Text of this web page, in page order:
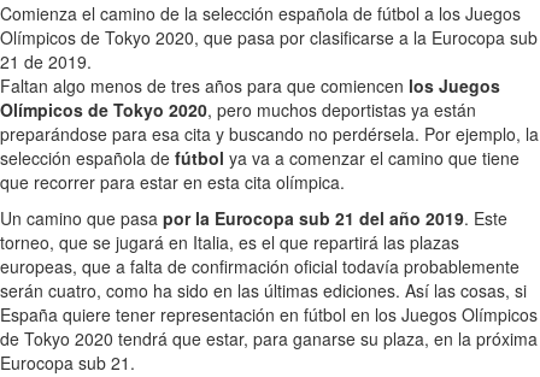
Comienza el camino de la selección española de fútbol a los Juegos
Olímpicos de Tokyo 2020, que pasa por clasificarse a la Eurocopa sub
21 de 2019.
Faltan algo menos de tres años para que comiencen los Juegos
Olímpicos de Tokyo 2020, pero muchos deportistas ya están
preparándose para esa cita y buscando no perdérsela. Por ejemplo, la
selección española de fútbol ya va a comenzar el camino que tiene
que recorrer para estar en esta cita olímpica.
Un camino que pasa por la Eurocopa sub 21 del año 2019. Este
torneo, que se jugará en Italia, es el que repartirá las plazas
europeas, que a falta de confirmación oficial todavía probablemente
serán cuatro, como ha sido en las últimas ediciones. Así las cosas, si
España quiere tener representación en fútbol en los Juegos Olímpicos
de Tokyo 2020 tendrá que estar, para ganarse su plaza, en la próxima
Eurocopa sub 21.